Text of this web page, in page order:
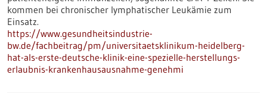
kommen bei chronischer lymphatischer Leukämie zum
Einsatz.
https://www.gesundheitsindustrie-
bw.de/fachbeitrag/pm/universitaetsklinikum-heidelberg-
hat-als-erste-deutsche-klinik-eine-spezielle-herstellungs-
erlaubnis-krankenhausausnahme-genehmi